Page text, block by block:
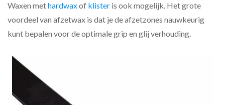
Waxen methardwaxof klister is ook mogelijk. Het grote
voordeel van afzetwax is dat je de afzetzones nauwkeurig
kunt bepalen voor de optimale grip en glij verhouding.